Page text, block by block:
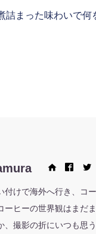
まった味わいで
TwitterInstagram RSS
付けで海外へ行き、コ
ーヒーの世界観はまだ
、撮影の折にいつも思